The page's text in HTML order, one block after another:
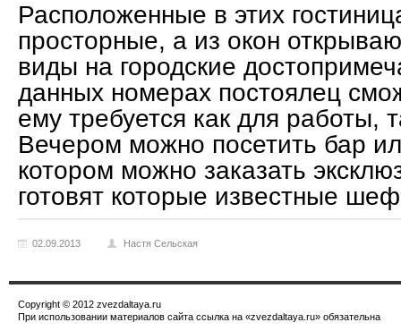
Расположенные в этих
просторные, а из окон
виды на городские
данных номерах постоялец
ему требуется как для работы,
Вечером можно посетить бар
котором можно заказать
готовят которые известные
02.09.2013 Настя Сельская
Copyright © 2012 zvezdaltaya.ru
При использовании материалов сайта ссылка на «zvezdaltaya.ru» обязательна